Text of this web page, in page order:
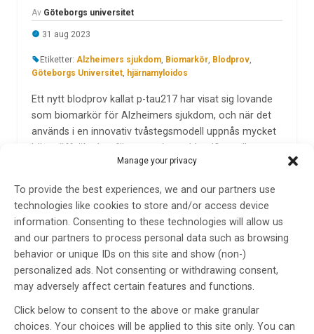
Manage your privacy
To provide the best experiences, we and our partners use
technologies like cookies to store and/or access device
information. Consenting to these technologies will allow us
and our partners to process personal data such as browsing
behavior or unique IDs on this site and show (non-)
personalized ads. Not consenting or withdrawing consent,
may adversely affect certain features and functions.
Click below to consent to the above or make granular
choices. Your choices will be applied to this site only. You can
Av Göteborgs universitet
31 aug 2023
Etiketter: Alzheimers sjukdom, Biomarkör, Blodprov,
Göteborgs Universitet, hjärnamyloidos
Ett nytt blodprov kallat p-tau217 har visat sig lovande
som biomarkör för Alzheimers sjukdom, och när det
används i en innovativ tvåstegsmodell uppnås mycket
hög träffsäkerhet för att antingen identifiera eller
utesluta hjärnamyloidos, den viktigaste och
LÄS MER...
Sockermolekyl i blodet kan
förutse alzheimer
AvKarolinska Institutet